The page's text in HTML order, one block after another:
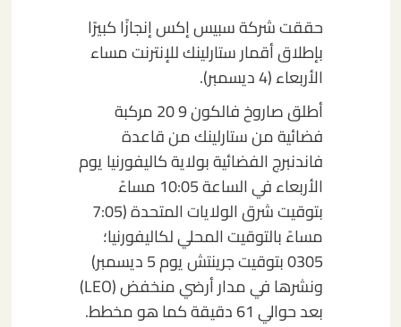
حققت شركة سبيس إكس إنجازًا كبيرًا
بإطلاق أقمار ستارلينك للإنترنت مساء
الأربعاء (4 ديسمبر).
أطلق صاروخ فالكون 9 20 مركبة
فضائية من ستارلينك من قاعدة
فاندنبرج الفضائية بولاية كاليفورنيا يوم
الأربعاء في الساعة 10:05 مساءً
بتوقيت شرق الولايات المتحدة (7:05
مساءً بالتوقيت المحلي لكاليفورنيا؛
0305 بتوقيت جرينتش يوم 5 ديسمبر)
ونشرها في مدار أرضي منخفض (LEO)
بعد حوالي 61 دقيقة كما هو مخطط.